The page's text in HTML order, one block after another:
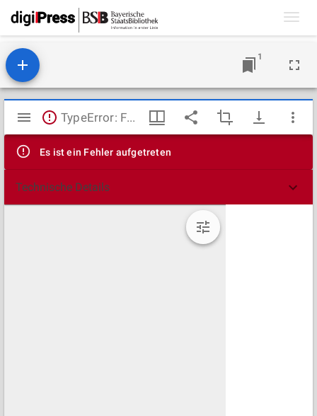
1
Mirador
Viewer
TypeError: Failed to fetch
Es ist ein Fehler aufgetreten
Technische Details